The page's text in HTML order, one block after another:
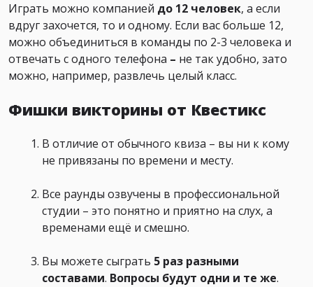
Играть можно компанией до 12 человек, а если
вдруг захочется, то и одному. Если вас больше 12,
можно объединиться в команды по 2-3 человека и
отвечать с одного телефона – не так удобно, зато
можно, например, развлечь целый класс.
Фишки викторины от Квестикс
В отличие от обычного квиза – вы ни к кому
не привязаны по времени и месту.
Все раунды озвучены в профессиональной
студии – это понятно и приятно на слух, а
временами ещё и смешно.
Вы можете сыграть 5 раз разными
составами. Вопросы будут одни и те же.